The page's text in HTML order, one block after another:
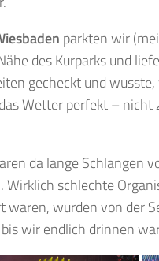
parkten wir
des Kurparks und
gecheckt und
Wetter perfekt –
da lange Schlangen
schlechte
waren, wurden von der
wir endlich drinnen